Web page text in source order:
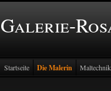
Galerie-
Startseite Die Malerin